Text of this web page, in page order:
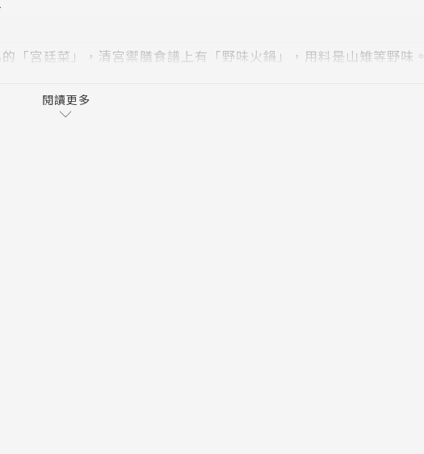
「宮廷菜」，清宮禦膳食譜上有「野味火鍋」，用料是山雉等野味。
歷史上最大一次火鍋盛宴。
同的火鍋，而且各具特色。
。日本稱火鍋為「司蓋阿蓋」，又稱「鋤燒」。
閱讀更多